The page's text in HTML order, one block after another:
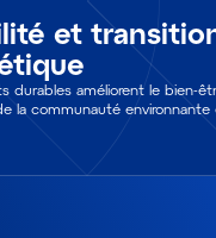
et
durables améliorent le bien-
la communauté environnante